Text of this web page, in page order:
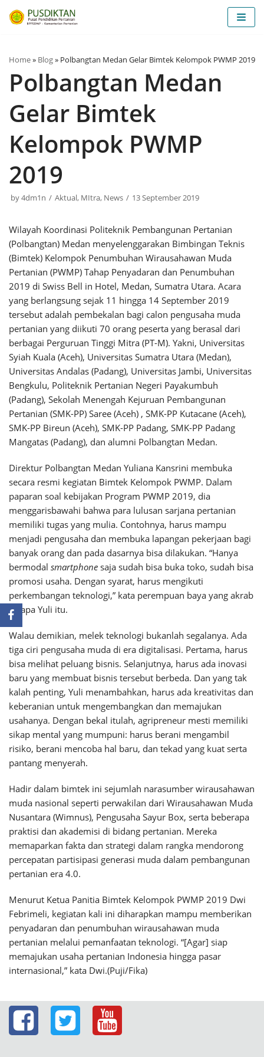
Skip
to
Home» Blog» Polbangtan Medan Gelar Bimtek Kelompok PWMP 2019
Polbangtan Medan
Gelar Bimtek
Kelompok PWMP
2019
by4dm1n Aktual, MItra, News 13 September 2019
Wilayah Koordinasi Politeknik Pembangunan Pertanian
(Polbangtan) Medan menyelenggarakan Bimbingan Teknis
(Bimtek) Kelompok Penumbuhan Wirausahawan Muda
Pertanian (PWMP) Tahap Penyadaran dan Penumbuhan
2019 di Swiss Bell in Hotel, Medan, Sumatra Utara. Acara
yang berlangsung sejak 11 hingga 14 September 2019
tersebut adalah pembekalan bagi calon pengusaha muda
pertanian yang diikuti 70 orang peserta yang berasal dari
berbagai Perguruan Tinggi Mitra (PT-M). Yakni, Universitas
Syiah Kuala (Aceh), Universitas Sumatra Utara (Medan),
Universitas Andalas (Padang), Universitas Jambi, Universitas
Bengkulu, Politeknik Pertanian Negeri Payakumbuh
(Padang), Sekolah Menengah Kejuruan Pembangunan
Pertanian (SMK-PP) Saree (Aceh) , SMK-PP Kutacane (Aceh),
SMK-PP Bireun (Aceh), SMK-PP Padang, SMK-PP Padang
Mangatas (Padang), dan alumni Polbangtan Medan.
Direktur Polbangtan Medan Yuliana Kansrini membuka
secara resmi kegiatan Bimtek Kelompok PWMP. Dalam
paparan soal kebijakan Program PWMP 2019, dia
menggarisbawahi bahwa para lulusan sarjana pertanian
memiliki tugas yang mulia. Contohnya, harus mampu
menjadi pengusaha dan membuka lapangan pekerjaan bagi
banyak orang dan pada dasarnya bisa dilakukan. “Hanya
bermodal smartphone saja sudah bisa buka toko, sudah bisa
promosi usaha. Dengan syarat, harus mengikuti
perkembangan teknologi,” kata perempuan baya yang akrab
disapa Yuli itu.
Walau demikian, melek teknologi bukanlah segalanya. Ada
tiga ciri pengusaha muda di era digitalisasi. Pertama, harus
bisa melihat peluang bisnis. Selanjutnya, harus ada inovasi
baru yang membuat bisnis tersebut berbeda. Dan yang tak
kalah penting, Yuli menambahkan, harus ada kreativitas dan
keberanian untuk mengembangkan dan memajukan
usahanya. Dengan bekal itulah, agripreneur mesti memiliki
sikap mental yang mumpuni: harus berani mengambil
risiko, berani mencoba hal baru, dan tekad yang kuat serta
pantang menyerah.
Hadir dalam bimtek ini sejumlah narasumber wirausahawan
muda nasional seperti perwakilan dari Wirausahawan Muda
Nusantara (Wimnus), Pengusaha Sayur Box, serta beberapa
praktisi dan akademisi di bidang pertanian. Mereka
memaparkan fakta dan strategi dalam rangka mendorong
percepatan partisipasi generasi muda dalam pembangunan
pertanian era 4.0.
Menurut Ketua Panitia Bimtek Kelompok PWMP 2019 Dwi
Febrimeli, kegiatan kali ini diharapkan mampu memberikan
penyadaran dan penumbuhan wirausahawan muda
pertanian melalui pemanfaatan teknologi. “[Agar] siap
memajukan usaha pertanian Indonesia hingga pasar
internasional,” kata Dwi.(Puji/Fika)